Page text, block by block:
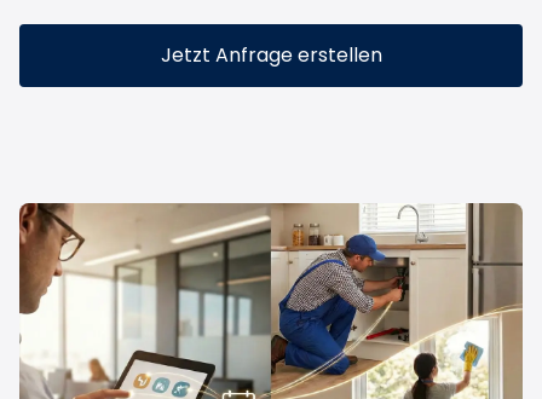
Jetzt Anfrage erstellen